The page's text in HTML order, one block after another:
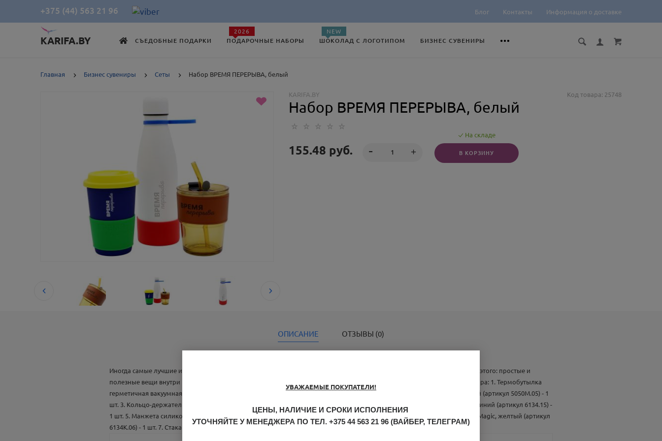
+375 (44) 563 21 96 Блог Контакты Информация о доставке
KARIFA.BY СЪЕДОБНЫЕ ПОДАРКИ ПОДАРОЧНЫЕ НАБОРЫ
2026
ШОКОЛАД С ЛОГОТИПОМ
NEW
БИЗНЕС СУВЕНИРЫ
Главная Бизнес сувениры Сеты Набор ВРЕМЯ ПЕРЕРЫВА, белый
Код товара: 25748
KARIFA.BY
Набор ВРЕМЯ ПЕРЕРЫВА, белый
155.48 руб.
На складе
В КОРЗИНУ
ОПИСАНИЕ ОТЗЫВЫ (0)
Иногда самые лучшие идеи приходят в моменты, когда мы делаем паузу. Набор "ВРЕМЯ ПЕРЕРЫВА" создан именно для этого: простые и
полезные вещи внутри помогут расслабиться, собраться с мыслями и вернуться к работе с новыми силами. Состав набора: 1. Термобутылка
герметичная вакуумная Olivia, белый (артикул 5050.01) - 1 шт. 2. Манжета силиконовая для термобутылки Olivia, красный (артикул 5050M.05) - 1
шт. 3. Кольцо-держатель силиконовое для термобутылки Olivia, синий (артикул 5050K.03) - 1 шт 4. Кружка Magic, темно-синий (артикул 6134.15) -
1 шт. 5. Манжета силиконовая для кружки Magic, зеленый (артикул 6134M.04) - 1 шт. 6. Крышка силиконовая для кружки Magic, желтый (артикул
6134K.06) - 1 шт. 7. Стакан стеклянный с трубочкой и капхолдером Karamel, золотой (артикул 56003.11) - 1 шт.
УВАЖАЕМЫЕ ПОКУПАТЕЛИ!
ЦЕНЫ, НАЛИЧИЕ И СРОКИ ИСПОЛНЕНИЯ
УТОЧНЯЙТЕ У МЕНЕДЖЕРА ПО ТЕЛ. +375 44 563 21 96 (ВАЙБЕР, ТЕЛЕГРАМ)